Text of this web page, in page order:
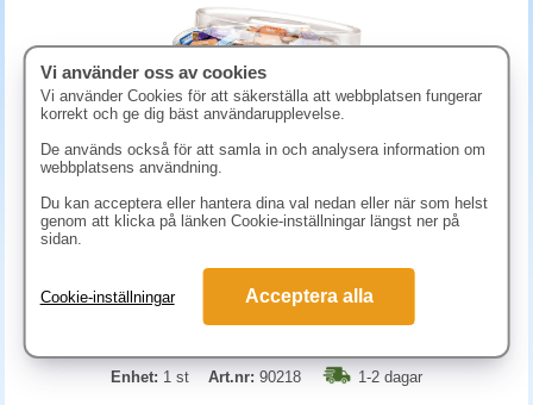
333.90 kr
KÖP
Enhet: 1 st Art.nr: 90218 1-2 dagar
Vi använder oss av cookies
Vi använder Cookies för att säkerställa att webbplatsen fungerar
korrekt och ge dig bäst användarupplevelse.
De används också för att samla in och analysera information om
webbplatsens användning.
Du kan acceptera eller hantera dina val nedan eller när som helst
genom att klicka på länken Cookie-inställningar längst ner på
sidan.
Cookie-inställningar Acceptera alla